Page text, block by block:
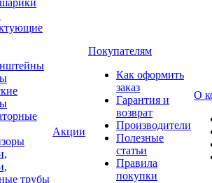
трубы
Акции
Покупателям
Как оформить
заказ
Гарантия и
возврат
Производители
Полезные
статьи
Правила
покупки
О